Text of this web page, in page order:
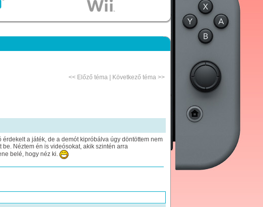
<< Előző téma| Következő téma>>
a játék, de a demót kipróbálva úgy döntöttem nem
Néztem én is videósokat, akik szintén arra
belé, hogy néz ki.